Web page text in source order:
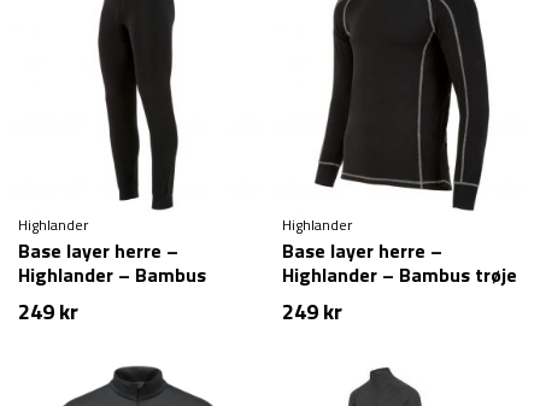
Highlander
Base layer herre –
Highlander – Bambus
bukser (S & XXL tilbage)
249kr
Highlander
Base layer herre –
Highlander – Bambus trøje
249kr